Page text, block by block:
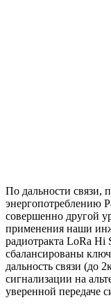
По дальности связи,
энергопотреблению
совершенно другой
применения наши
радиотракта LoRa Hi
сбалансированы
дальность связи (до
сигнализации на
уверенной передаче